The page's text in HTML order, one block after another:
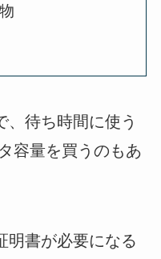
、待ち時間に使う
容量を買うのもあ
明書が必要になる